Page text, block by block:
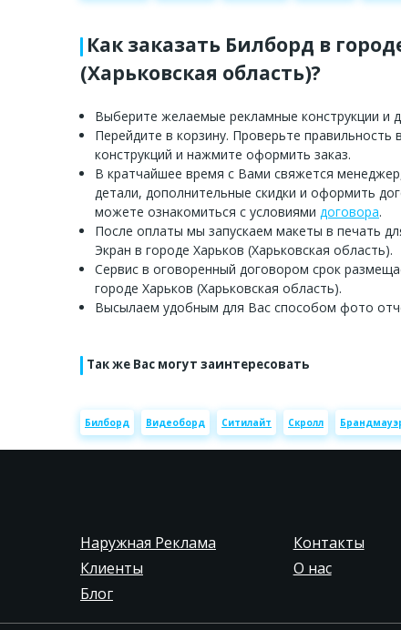
Как заказать Билборд в
(Харьковская область)?
Выберите желаемые рекламные конструкции и
Перейдите в корзину. Проверьте
конструкций и нажмите оформить заказ.
В кратчайшее время с Вами свяжется
детали, дополнительные скидки и оформить
можете ознакомиться с условиями договора.
После оплаты мы запускаем макеты в печать
Экран в городе Харьков (Харьковская область).
Сервис в оговоренный договором срок
городе Харьков (Харьковская область).
Высылаем удобным для Вас способом фото
Так же Вас могут заинтересовать
Билборд Видеоборд Ситилайт Скролл
Наружная Реклама
Клиенты
Блог
Контакты
О нас